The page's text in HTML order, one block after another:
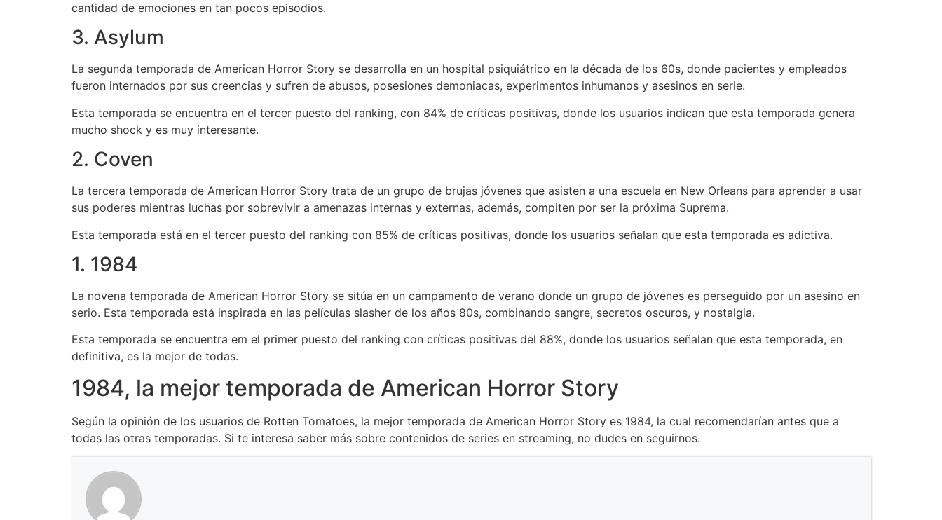
cantidad de emociones en tan pocos episodios.
3. Asylum
La segunda temporada de American Horror Story se desarrolla en un hospital psiquiátrico en la década de los 60s, donde pacientes y empleados
fueron internados por sus creencias y sufren de abusos, posesiones demoniacas, experimentos inhumanos y asesinos en serie.
Esta temporada se encuentra en el tercer puesto del ranking, con 84% de críticas positivas, donde los usuarios indican que esta temporada genera
mucho shock y es muy interesante.
2. Coven
La tercera temporada de American Horror Story trata de un grupo de brujas jóvenes que asisten a una escuela en New Orleans para aprender a usar
sus poderes mientras luchas por sobrevivir a amenazas internas y externas, además, compiten por ser la próxima Suprema.
Esta temporada está en el tercer puesto del ranking con 85% de críticas positivas, donde los usuarios señalan que esta temporada es adictiva.
1. 1984
La novena temporada de American Horror Story se sitúa en un campamento de verano donde un grupo de jóvenes es perseguido por un asesino en
serio. Esta temporada está inspirada en las películas slasher de los años 80s, combinando sangre, secretos oscuros, y nostalgia.
Esta temporada se encuentra em el primer puesto del ranking con críticas positivas del 88%, donde los usuarios señalan que esta temporada, en
definitiva, es la mejor de todas.
1984, la mejor temporada de American Horror Story
Según la opinión de los usuarios de Rotten Tomatoes, la mejor temporada de American Horror Story es 1984, la cual recomendarían antes que a
todas las otras temporadas. Si te interesa saber más sobre contenidos de series en streaming, no dudes en seguirnos.